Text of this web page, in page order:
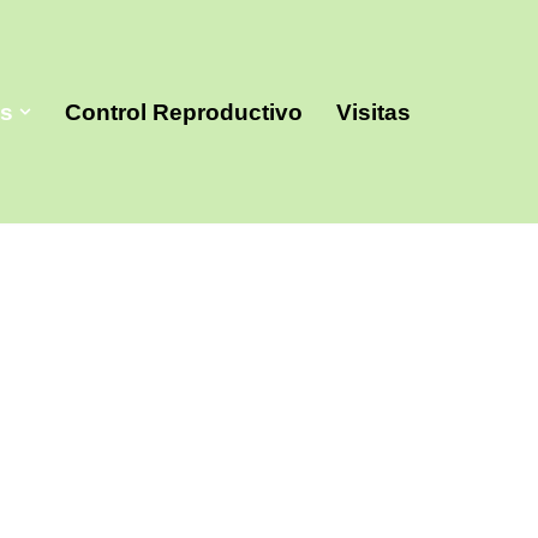
Control Reproductivo Visitas